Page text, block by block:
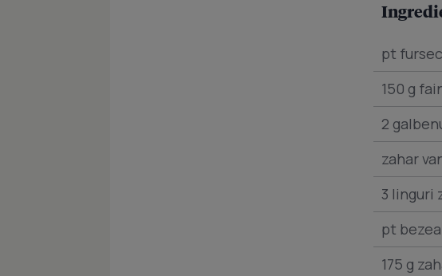
pt
150 g
2
zahar
3 linguri
pt
175 g